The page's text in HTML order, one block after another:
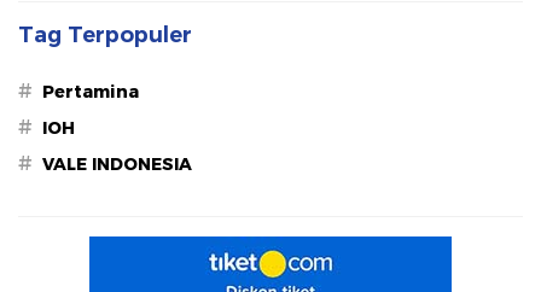
Tag Terpopuler
# Pertamina
# IOH
# VALE INDONESIA